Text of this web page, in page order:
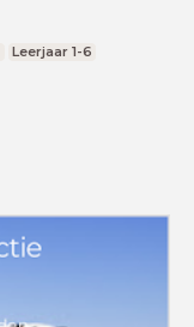
Leerjaar 1-6